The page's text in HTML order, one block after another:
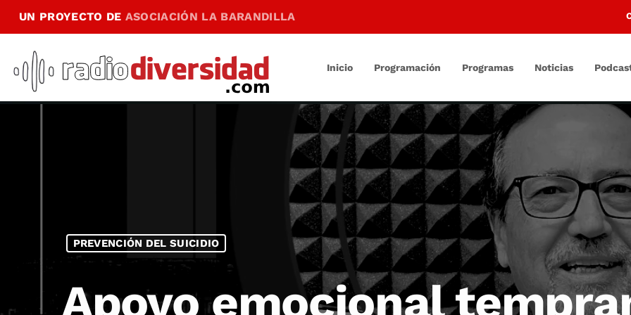
UN PROYECTO DE ASOCIACIÓN LA BARANDILLA
Inicio Programación Programas Noticias
PREVENCIÓN DEL SUICIDIO
Apoyo emocional